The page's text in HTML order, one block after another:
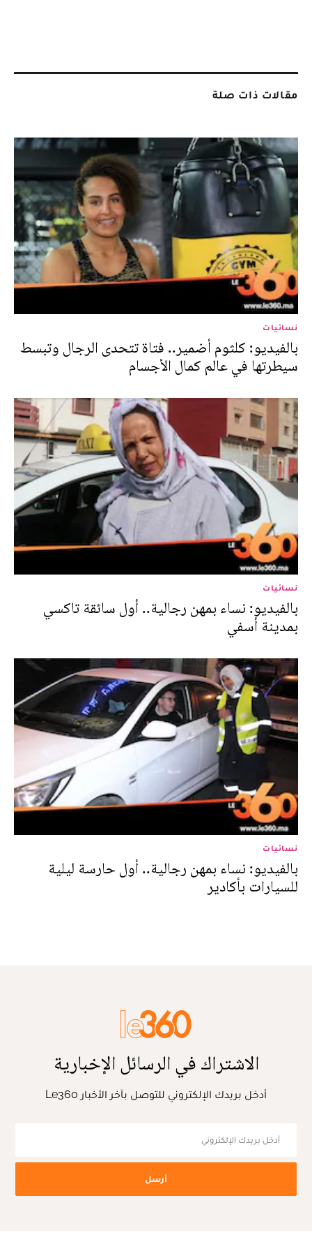
مقالات ذات صلة
نسائيات
بالفيديو: كلثوم أضمير.. فتاة تتحدى الرجال وتبسط
سيطرتها في عالم كمال الأجسام
نسائيات
بالفيديو: نساء بمهن رجالية.. أول سائقة تاكسي
بمدينة أسفي
نسائيات
بالفيديو: نساء بمهن رجالية.. أول حارسة ليلية
للسيارات بأكادير
الاشتراك في الرسائل الإخبارية
أدخل بريدك الإلكتروني للتوصل بآخر الأخبار Le360
أرسل